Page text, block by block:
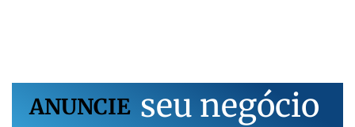
ANUNCIE seu negócio